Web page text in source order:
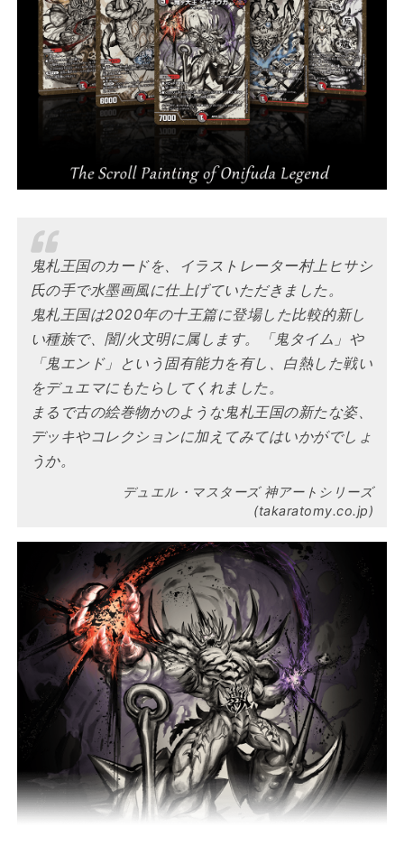
鬼札王国のカードを、イラストレーター村上ヒサシ
氏の手で水墨画風に仕上げていただきました。
鬼札王国は2020年の十王篇に登場した比較的新し
い種族で、闇/火文明に属します。「鬼タイム」や
「鬼エンド」という固有能力を有し、白熱した戦い
をデュエマにもたらしてくれました。
まるで古の絵巻物かのような鬼札王国の新たな姿、
デッキやコレクションに加えてみてはいかがでしょ
うか。
デュエル・マスターズ 神アートシリーズ
(takaratomy.co.jp)